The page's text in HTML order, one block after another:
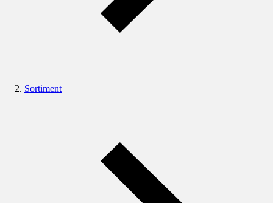
Sortiment